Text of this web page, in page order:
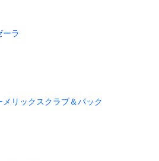
ーラ
メリックスクラブ＆パック